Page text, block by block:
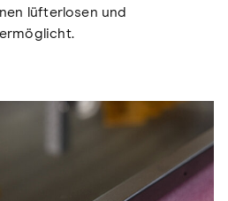
lüfterlosen und